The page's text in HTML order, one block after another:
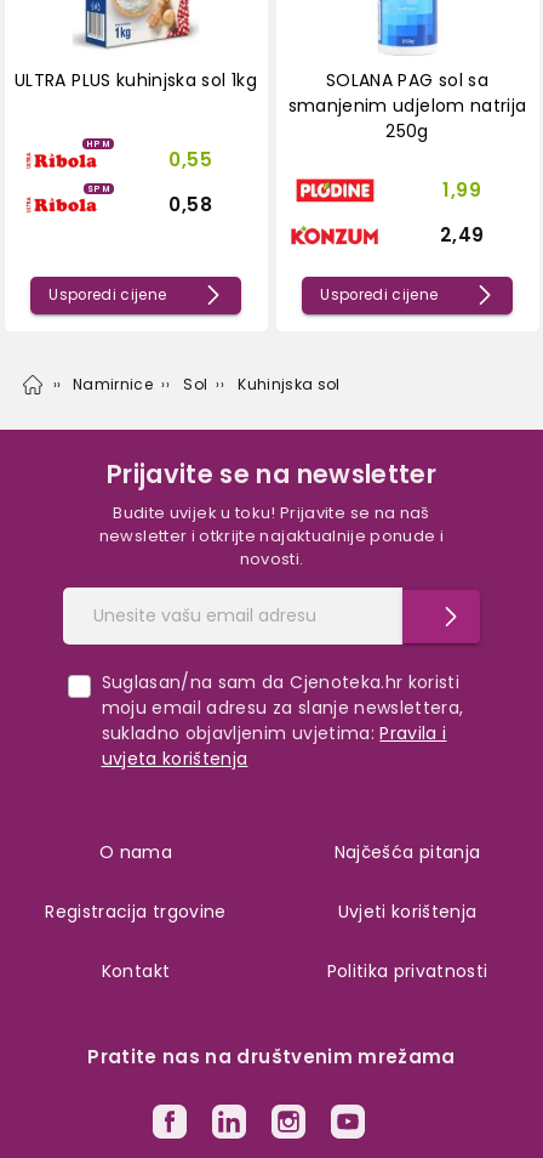
ULTRA PLUS kuhinjska sol 1kg
HPM
0,55
SPM
0,58
Usporedi cijene
SOLANA PAG sol sa
smanjenim udjelom natrija
250g
1,99
2,49
Usporedi cijene
Namirnice Sol Kuhinjska sol
Prijavite se na newsletter
Budite uvijek u toku! Prijavite se na naš
newsletter i otkrijte najaktualnije ponude i
novosti.
Suglasan/na sam da Cjenoteka.hr koristi
moju email adresu za slanje newslettera,
sukladno objavljenim uvjetima: Pravila i
uvjeta korištenja
Pratite nas na društvenim mrežama
O nama
Registracija trgovine
Kontakt
Najčešća pitanja
Uvjeti korištenja
Politika privatnosti